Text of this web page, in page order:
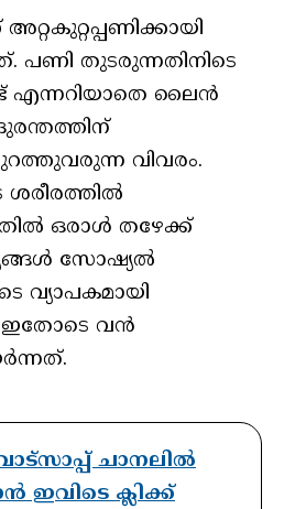
തുടരുന്നതിനിടെ
എന്നറിയാതെ ലൈൻ
വിവരം.
ഒരാൾ തഴേക്ക്
സോഷ്യൽ
വ്യാപകമായി
ഇതാേടെ വൻ
ചാനലിൽ
ഇവിടെ ക്ലിക്ക്